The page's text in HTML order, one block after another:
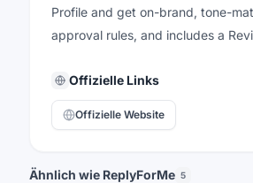
Profile and get on-brand, tone-
approval rules, and includes a
Offizielle Links
Offizielle Website
Ähnlich wie ReplyForMe 5